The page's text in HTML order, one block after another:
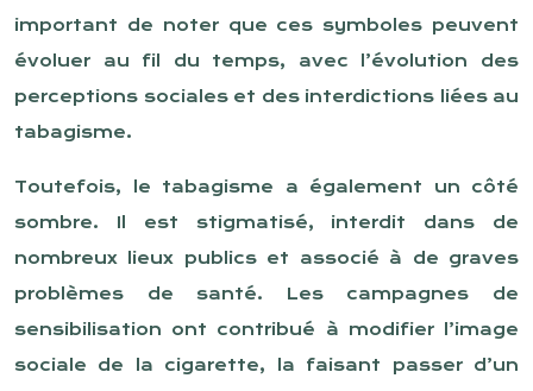
important de noter que ces symboles peuvent
évoluer au fil du temps, avec l’évolution des
perceptions sociales et des interdictions liées au
tabagisme.
Toutefois, le tabagisme a également un côté
sombre. Il est stigmatisé, interdit dans de
nombreux lieux publics et associé à de graves
problèmes de santé. Les campagnes de
sensibilisation ont contribué à modifier l’image
sociale de la cigarette, la faisant passer d’un